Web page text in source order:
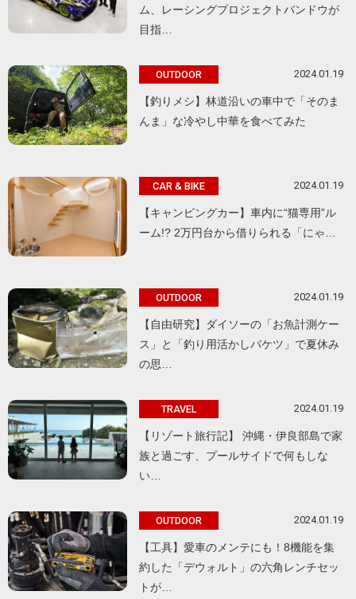
ム、レーシングプロジェクトバンドウが
目指…
OUTDOOR 2024.01.19
【釣りメシ】林道沿いの車中で「そのま
んま」な冷やし中華を食べてみた
CAR & BIKE 2024.01.19
【キャンピングカー】車内に“猫専用”ル
ーム!? 2万円台から借りられる「にゃ…
OUTDOOR 2024.01.19
【自由研究】ダイソーの「お魚計測ケー
ス」と「釣り用活かしバケツ」で夏休み
の思…
TRAVEL 2024.01.19
【リゾート旅行記】 沖縄・伊良部島で家
族と過ごす、プールサイドで何もしな
い…
OUTDOOR 2024.01.19
【工具】愛車のメンテにも！8機能を集
約した「デウォルト」の六角レンチセッ
トが…